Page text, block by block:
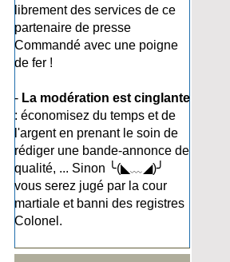
librement des services de ce
partenaire de presse
Commandé avec une poigne
de fer !
- La modération est cinglante
: économisez du temps et de
l'argent en prenant le soin de
rédiger une bande-annonce de
qualité, ... Sinon ╰(◣﹏◢)╯
vous serez jugé par la cour
martiale et banni des registres
Colonel.